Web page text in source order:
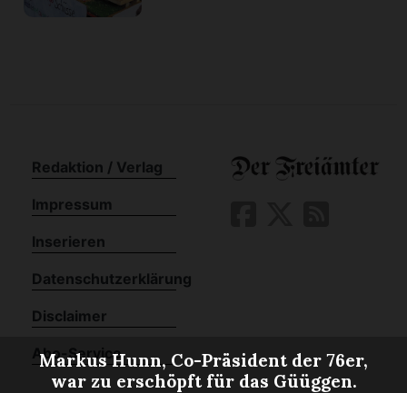
Markus Hunn, Co-Präsident der 76er,
war zu erschöpft für das Güüggen.
Redaktion / Verlag
Impressum
Inserieren
Datenschutzerklärung
Disclaimer
Abo-Service